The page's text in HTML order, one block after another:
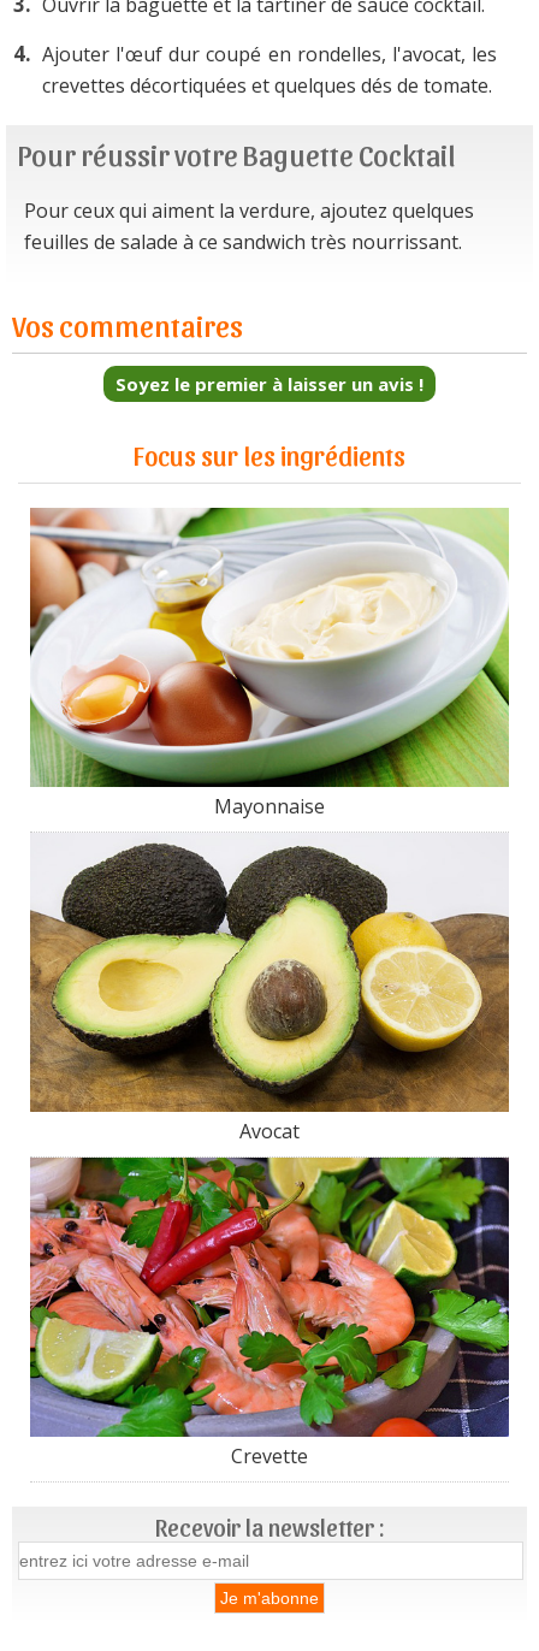
Ajouter l'œuf dur coupé en rondelles, l'avocat, les
crevettes décortiquées et quelques dés de tomate.
Pour réussir votre Baguette Cocktail
Pour ceux qui aiment la verdure, ajoutez quelques
feuilles de salade à ce sandwich très nourrissant.
Vos commentaires
Soyez le premier à laisser un avis !
Focus sur les ingrédients
Mayonnaise
Avocat
Crevette
Recevoir la newsletter :